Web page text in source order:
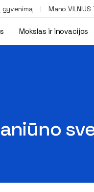
gyvenimą Mano VILNIUS
Mokslas ir inovacijos